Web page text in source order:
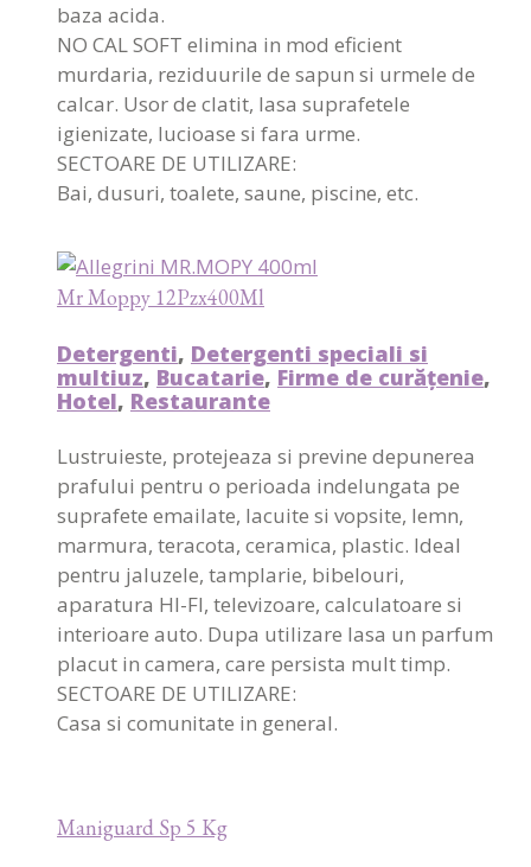
baza acida.
NO CAL SOFT elimina in mod eficient
murdaria, reziduurile de sapun si urmele de
calcar. Usor de clatit, lasa suprafetele
igienizate, lucioase si fara urme.
SECTOARE DE UTILIZARE:
Bai, dusuri, toalete, saune, piscine, etc.
Mr Moppy 12Pzx400Ml
Detergenti, Detergenti speciali si
multiuz, Bucatarie, Firme de curățenie,
Hotel, Restaurante
Lustruieste, protejeaza si previne depunerea
prafului pentru o perioada indelungata pe
suprafete emailate, lacuite si vopsite, lemn,
marmura, teracota, ceramica, plastic. Ideal
pentru jaluzele, tamplarie, bibelouri,
aparatura HI-FI, televizoare, calculatoare si
interioare auto. Dupa utilizare lasa un parfum
placut in camera, care persista mult timp.
SECTOARE DE UTILIZARE:
Casa si comunitate in general.
Maniguard Sp 5 Kg